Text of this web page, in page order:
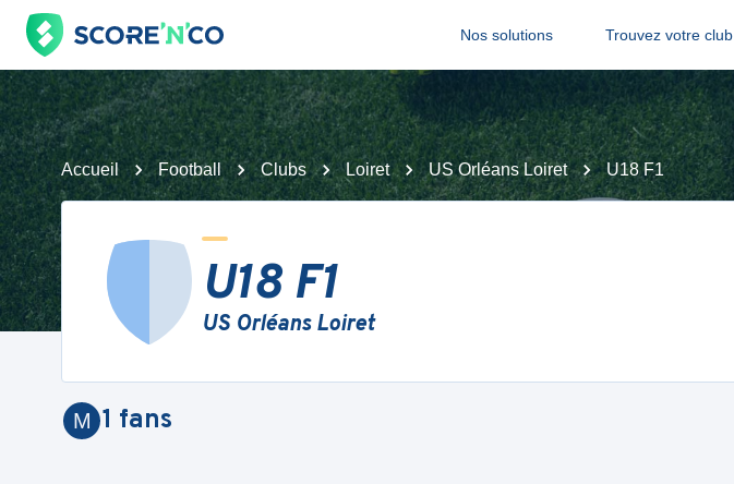
Nos solutions Trouvez votre club
Accueil Football Clubs Loiret US Orléans Loiret U18 F1
U18 F1
US Orléans Loiret
M 1 fans